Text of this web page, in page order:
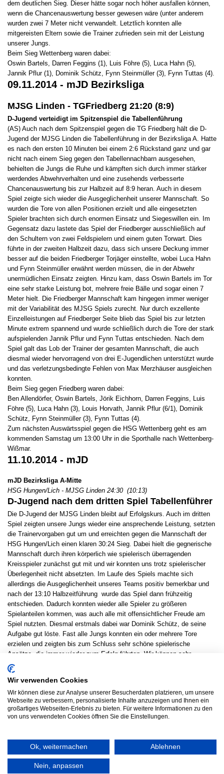
dem deutlichen Sieg. Dieser hätte sogar noch höher ausfallen können,
wenn die Chancenauswertung besser gewesen wäre (unter anderem
wurden zwei 7 Meter nicht verwandelt. Letztlich konnten alle
mitgereisten Eltern sowie die Trainer zufrieden sein mit der Leistung
unserer Jungs.
Beim Sieg Wettenberg waren dabei:
Oswin Bartels, Darren Feggins (1), Luis Föhre (5), Luca Hahn (5),
Jannik Pflur (1), Dominik Schütz, Fynn Steinmüller (3), Fynn Tuttas (4).
09.11.2014 - mJD Bezirksliga
MJSG Linden - TGFriedberg 21:20 (8:9)
D-Jugend verteidigt im Spitzenspiel die Tabellenführung
(AS) Auch nach dem Spitzenspiel gegen die TG Friedberg hält die D-
Jugend der MJSG Linden die Tabellenführung in der Bezirksliga A. Hatte
es nach den ersten 10 Minuten bei einem 2:6 Rückstand ganz und gar
nicht nach einem Sieg gegen den Tabellennachbarn ausgesehen,
behielten die Jungs die Ruhe und kämpften sich durch immer stärker
werdendes Abwehrverhalten und eine zusehends verbesserte
Chancenauswertung bis zur Halbzeit auf 8:9 heran. Auch in diesem
Spiel zeigte sich wieder die Ausgeglichenheit unserer Mannschaft. So
wurden die Tore von allen Positionen erzielt und alle eingesetzten
Spieler brachten sich durch enormen Einsatz und Siegeswillen ein. Im
Gegensatz dazu lastete das Spiel der Friedberger ausschließlich auf
den Schultern von zwei Feldspielern und einem guten Torwart. Dies
führte in der zweiten Halbzeit dazu, dass sich unsere Deckung immer
besser auf die beiden Friedberger Torjäger einstellte, wobei Luca Hahn
und Fynn Steinmüller erwähnt werden müssen, die in der Abwehr
unermüdlichen Einsatz zeigten. Hinzu kam, dass Oswin Bartels im Tor
eine sehr starke Leistung bot, mehrere freie Bälle und sogar einen 7
Meter hielt. Die Friedberger Mannschaft kam hingegen immer weniger
mit der Variabilität des MJSG Spiels zurecht. Nur durch exzellente
Einzelleistungen auf Friedberger Seite blieb das Spiel bis zur letzten
Minute extrem spannend und wurde schließlich durch die Tore der stark
aufspielenden Jannik Pflur und Fynn Tuttas entschieden. Nach dem
Spiel galt das Lob der Trainer der gesamten Mannschaft, die auch
diesmal wieder hervorragend von drei E-Jugendlichen unterstützt wurde
und das verletzungsbedingte Fehlen von Max Merzhäuser ausgleichen
konnten.
Beim Sieg gegen Friedberg waren dabei:
Ben Allendörfer, Oswin Bartels, Jörik Eichhorn, Darren Feggins, Luis
Föhre (5), Luca Hahn (3), Louis Horvath, Jannik Pflur (6/1), Dominik
Schütz, Fynn Steinmüller (3), Fynn Tuttas (4).
Zum nächsten Auswärtsspiel gegen die HSG Wettenberg geht es am
kommenden Samstag um 13:00 Uhr in die Sporthalle nach Wettenberg-
Wißmar.
11.10.2014 - mJD
mJD Bezirksliga A-Mitte
HSG Hungen/Lich - MJSG Linden 24:30 (10:13)
D-Jugend nach dem dritten Spiel Tabellenführer
Die D-Jugend der MJSG Linden bleibt auf Erfolgskurs. Auch im dritten
Spiel zeigten unsere Jungs wieder eine ansprechende Leistung, setzten
die Trainervorgaben gut um und erreichten gegen die Mannschaft der
HSG Hungen/Lich einen klaren 30:24 Sieg. Dabei hielt die gegnerische
Mannschaft durch ihren körperlich wie spielerisch überragenden
Kreisspieler zunächst gut mit und wir konnten uns trotz spielerischer
Überlegenheit nicht absetzten. Im Laufe des Spiels machte sich
allerdings die Ausgeglichenheit unseres Teams positiv bemerkbar und
nach der 13:10 Halbzeitführung wurde das Spiel dann frühzeitig
entschieden. Dadurch konnten wieder alle Spieler zu größeren
Spielanteilen kommen, was auch alle mit offensichtlicher Freude am
Spiel nutzten. Diesmal erstmals dabei war Dominik Schütz, de seine
Aufgabe gut löste. Fast alle Jungs konnten ein oder mehrere Tore
erzielen und zeigten bis zum Schluss sehr schöne spielerische
Ansätze, die immer wieder zum Erfolg führten. Wir können sehr
gespannt auf die nächsten Spiel nach den Herbstferien sein. Im
nächsten Heimspiel am 09. November geht es gegen den
Tabellenzweiten aus Friedberg, also ein echtes Spitzenspiel.
Beim Spiel waren dabei:
Ben Allendörfer (1), Oswin Bartels, Darren Feggins (3), Luis Föhre (7),
Luca Hahn (3), Louis Horvath, Max Merzhäuser (5), Jannik Pflur (3),
© 2026 HSG LINDEN HANDBALL
Wir verwenden Cookies
Wir können diese zur Analyse unserer Besucherdaten platzieren, um unsere
Webseite zu verbessern, personalisierte Inhalte anzuzeigen und Ihnen ein
großartiges Webseiten-Erlebnis zu bieten. Für weitere Informationen zu den
von uns verwendeten Cookies öffnen Sie die Einstellungen.
Ok, weitermachen Ablehnen
Nein, anpassen